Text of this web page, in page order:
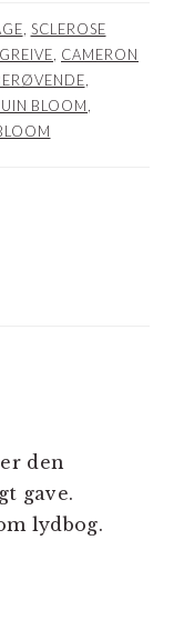
, SCLEROSE
, CAMERON
,
BLOOM,
den
gave.
lydbog.